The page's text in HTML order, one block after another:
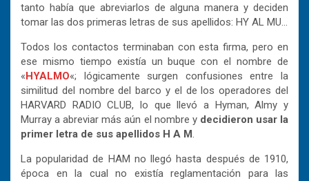
tanto había que abreviarlos de alguna manera y deciden
tomar las dos primeras letras de sus apellidos: HY AL MU…
Todos los contactos terminaban con esta firma, pero en
ese mismo tiempo existía un buque con el nombre de
«HYALMO«; lógicamente surgen confusiones entre la
similitud del nombre del barco y el de los operadores del
HARVARD RADIO CLUB, lo que llevó a Hyman, Almy y
Murray a abreviar más aún el nombre y decidieron usar la
primer letra de sus apellidos H A M.
La popularidad de HAM no llegó hasta después de 1910,
época en la cual no existía reglamentación para las